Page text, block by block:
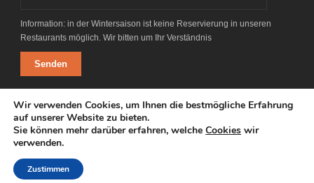
Information: in der Wintersaison ist keine Reservierung in unseren
Restaurants möglich. Wir bitten um Ihr Verständnis
Alternative:
© Copyright 2014-2024, Ski-Zürs-AG, Hexenboden 252, 6763 Zürs am
Arlberg
Wir verwenden Cookies, um Ihnen die bestmögliche Erfahrung
auf unserer Website zu bieten.
Sie können mehr darüber erfahren, welche Cookies wir
verwenden.
Zustimmen